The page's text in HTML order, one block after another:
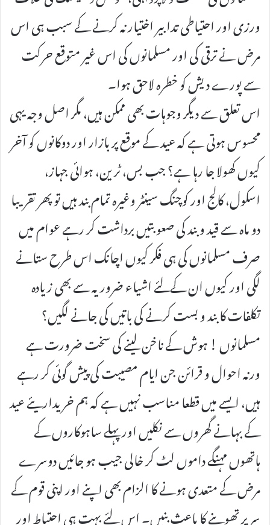
ورزی اور احتیاطی تدابیر اختیار نہ کرنے کے سبب ہی اس
مرض نے ترقی کی اور مسلمانوں کی اس غیر متوقع حرکت
سے پورے دیش کو خطرہ لاحق ہوا۔
اس تعلق سے دیگر وجوہات بھی ممکن ہیں، مگر اصل وجہ یہی
محسوس ہوتی ہے کہ عید کے موقع پر بازار اور دوکانوں کو آخر
کیوں کھولا جا رہا ہے؟ جب بس، ٹرین، ہوائی جہاز،
اسکول، کالج اور کوچنگ سینٹر وغیرہ تمام بند ہیں تو پھر تقریبا
دو ماہ سے قید و بند کی صعوبتیں برداشت کر رہے عوام میں
صرف مسلمانوں کی ہی فکر کیوں اچانک اس طرح ستانے
لگی اور کیوں ان کےلئے اشیاء ضروریہ سے بھی زیادہ
تکلفات کا بند و بست کرنے کی باتیں کی جانے لگیں؟
مسلمانوں ! ہوش کے ناخن لینے کی سخت ضرورت ہے
ورنہ احوال و قرائن جن ایام مصیبت کی پیش گوئی کر رہے
ہیں، ایسے میں قطعا مناسب نہیں ہے کہ ہم خریداریئے عید
کے بہانے گھروں سے نکلیں اور پہلے ساہوکاروں کے
ہاتھوں مہنگے داموں لٹ کر خالی جیب ہو جائیں دوسرے
مرض کے متعدی ہونے کا الزام بھی اپنے اور اپنی قوم کے
سر پر تھوپنے کا باعث بنیں۔ اس لئے بہت ہی احتیاط اور